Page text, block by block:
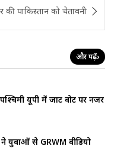
पाकिस्तान को चेतावनी
और पढ़ें›
यूपी में जाट वोट पर नजर
युवाओं से GRWM वीडियो